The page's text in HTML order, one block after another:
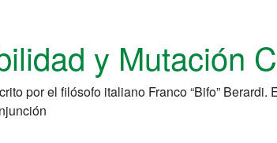
y Mutación
por el filósofo italiano Franco “Bifo”